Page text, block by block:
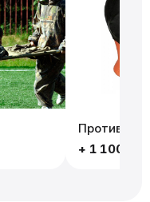
+ 1 100 ₽